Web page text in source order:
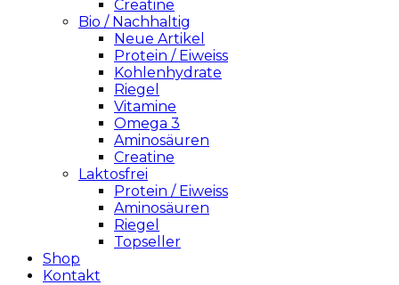
Creatine
Bio / Nachhaltig
Neue Artikel
Protein / Eiweiss
Kohlenhydrate
Riegel
Vitamine
Omega 3
Aminosäuren
Creatine
Laktosfrei
Protein / Eiweiss
Aminosäuren
Riegel
Topseller
Shop
Kontakt